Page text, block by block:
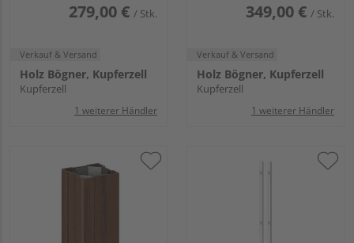
279,00 € / Stk.
Verkauf & Versand
Holz Bögner, Kupferzell
Kupferzell
1 weiterer Händler
349,00 € / Stk.
Verkauf & Versand
Holz Bögner, Kupferzell
Kupferzell
1 weiterer Händler